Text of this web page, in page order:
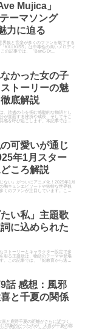
Mujica」
ーマソング
力に迫る
界観と音楽が多くのファンを魅了する
KiLLKiSS」は中毒性の高いメロディ
の記事では、「BanG Dr...
かった女の子
トーリーの魅
底解説
、読者の心を掴む感動的な物語とし
が直面する挫折や成長、そしてそこ
感を呼び起こします。本記事では、
可愛いが通じ
年1月スター
ころ解説
ない』がついにアニメ化！2025年1月
胸キュンエピソードや独特な世界観
くのファンが注目しています。この
い私」主題歌
に込められた
ストーリーとキャラクター設定で多
彩る主題歌は、物語のテーマや登場
。この記事では、「妃教育から逃げ
話 感想：風邪
と千夏の関係
と鹿野千夏の距離がさらに近づく、
印象的だったのが、大喜が千夏の部